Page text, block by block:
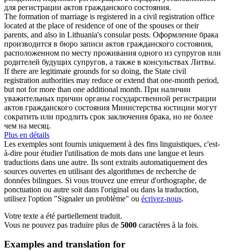
для регистрации актов гражданского состояния.
The formation of marriage is registered in a civil registration office
located at the place of residence of one of the spouses or their
parents, and also in Lithuania's consular posts. Оформление брака
производится в бюро записи актов гражданского состояния,
расположенном по месту проживания одного из супругов или
родителей будущих супругов, а также в консульствах Литвы.
If there are legitimate grounds for so doing, the State civil
registration authorities may reduce or extend that one-month period,
but not for more than one additional month. При наличии
уважительных причин органы государственной регистрации
актов гражданского состояния Министерства юстиции могут
сократить или продлить срок заключения брака, но не более
чем на месяц.
Plus en détails
Les exemples sont fournis uniquement à des fins linguistiques, c'est-
à-dire pour étudier l'utilisation de mots dans une langue et leurs
traductions dans une autre. Ils sont extraits automatiquement des
sources ouvertes en utilisant des algorithmes de recherche de
données bilingues. Si vous trouvez une erreur d'orthographe, de
ponctuation ou autre soit dans l'original ou dans la traduction,
utilisez l'option "Signaler un problème" ou écrivez-nous.
Votre texte a été partiellement traduit.
Vous ne pouvez pas traduire plus de 5000 caractères à la fois.
Examples and translation for